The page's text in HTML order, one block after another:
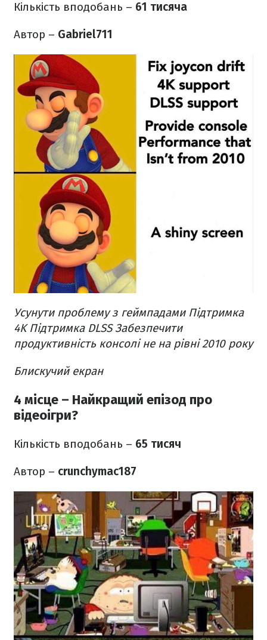
Кількість вподобань – 61 тисяча
Автор – Gabriel711
Усунути проблему з геймпадамиПідтримка
4KПідтримка DLSSЗабезпечити
продуктивність консолі не на рівні 2010 року
Блискучий екран
4 місце – Найкращий епізод про
відеоігри?
Кількість вподобань – 65 тисяч
Автор – crunchymac187